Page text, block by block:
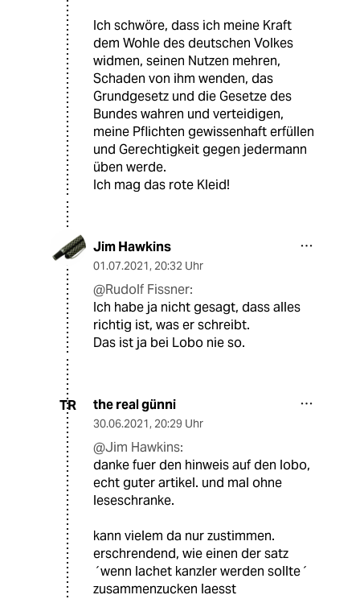
Ich schwöre, dass ich meine Kraft
dem Wohle des deutschen Volkes
widmen, seinen Nutzen mehren,
Schaden von ihm wenden, das
Grundgesetz und die Gesetze des
Bundes wahren und verteidigen,
meine Pflichten gewissenhaft erfüllen
und Gerechtigkeit gegen jedermann
üben werde.
Ich mag das rote Kleid!
Jim Hawkins
01.07.2021, 20:32 Uhr
@Rudolf Fissner:
Ich habe ja nicht gesagt, dass alles
richtig ist, was er schreibt.
Das ist ja bei Lobo nie so.
TR the real günni
30.06.2021, 20:29 Uhr
@Jim Hawkins:
danke fuer den hinweis auf den lobo,
echt guter artikel. und mal ohne
leseschranke.
kann vielem da nur zustimmen.
erschrendend, wie einen der satz
´wenn lachet kanzler werden sollte´
zusammenzucken laesst